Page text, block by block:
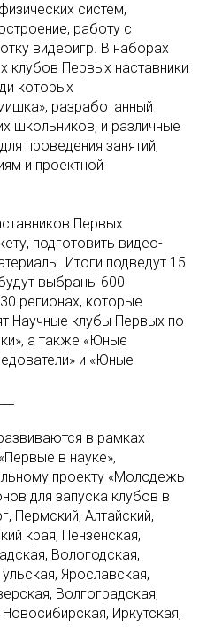
систем,
работу с
видеоигр. В наборах
клубов Первых наставники
которых
разработанный
школьников, и различные
проведения занятий,
и проектной
Первых
подготовить видео-
Итоги подведут 15
выбраны 600
регионах, которые
Научные клубы Первых по
а также «Юные
и «Юные
в рамках
в науке»,
проекту «Молодежь
для запуска клубов в
Пермский, Алтайский,
края, Пензенская,
Вологодская,
Ярославская,
Волгоградская,
Иркутская,